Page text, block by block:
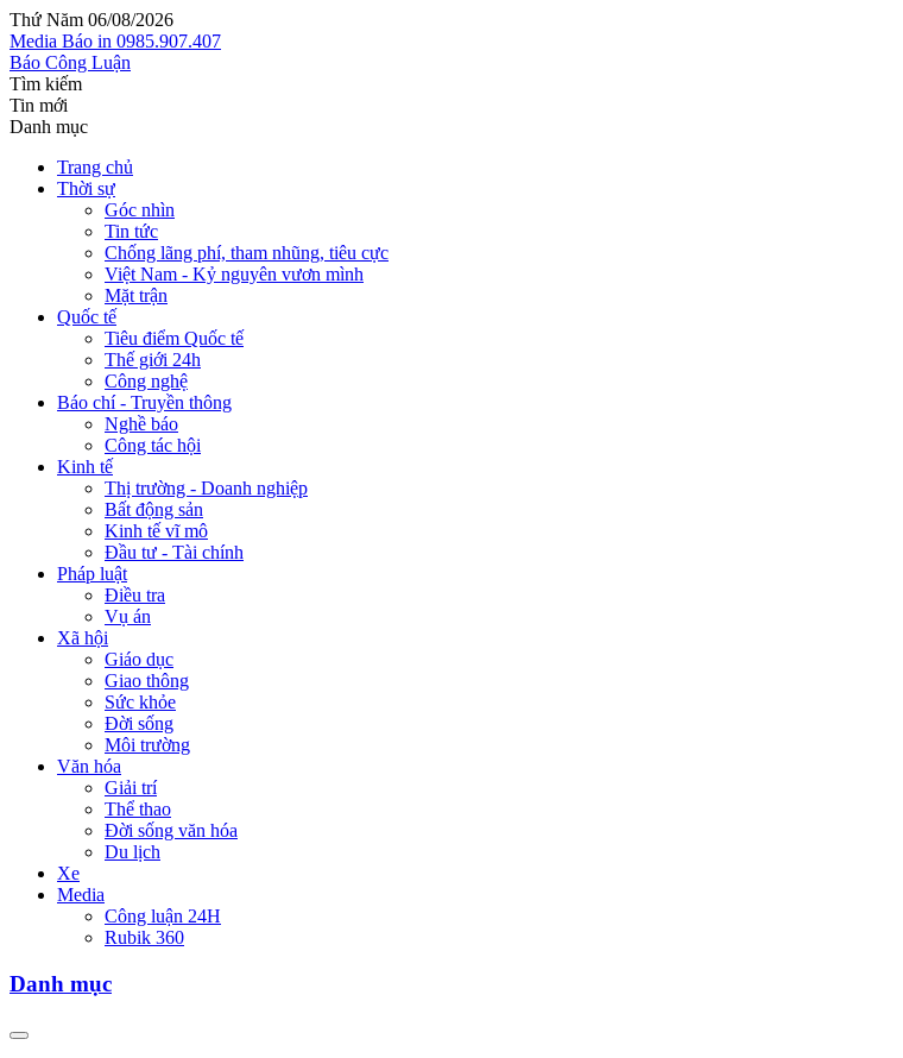
Thứ Năm 06/08/2026
Media Báo in 0985.907.407
Báo Công Luận
Tìm kiếm
Tin mới
Danh mục
Trang chủ
Thời sự
Góc nhìn
Tin tức
Chống lãng phí, tham nhũng, tiêu cực
Việt Nam - Kỷ nguyên vươn mình
Mặt trận
Quốc tế
Tiêu điểm Quốc tế
Thế giới 24h
Công nghệ
Báo chí - Truyền thông
Nghề báo
Công tác hội
Kinh tế
Thị trường - Doanh nghiệp
Bất động sản
Kinh tế vĩ mô
Đầu tư - Tài chính
Pháp luật
Điều tra
Vụ án
Xã hội
Giáo dục
Giao thông
Sức khỏe
Đời sống
Môi trường
Văn hóa
Giải trí
Thể thao
Đời sống văn hóa
Du lịch
Xe
Media
Công luận 24H
Rubik 360
Danh mục